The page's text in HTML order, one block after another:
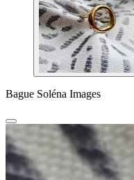
Bague Soléna Images